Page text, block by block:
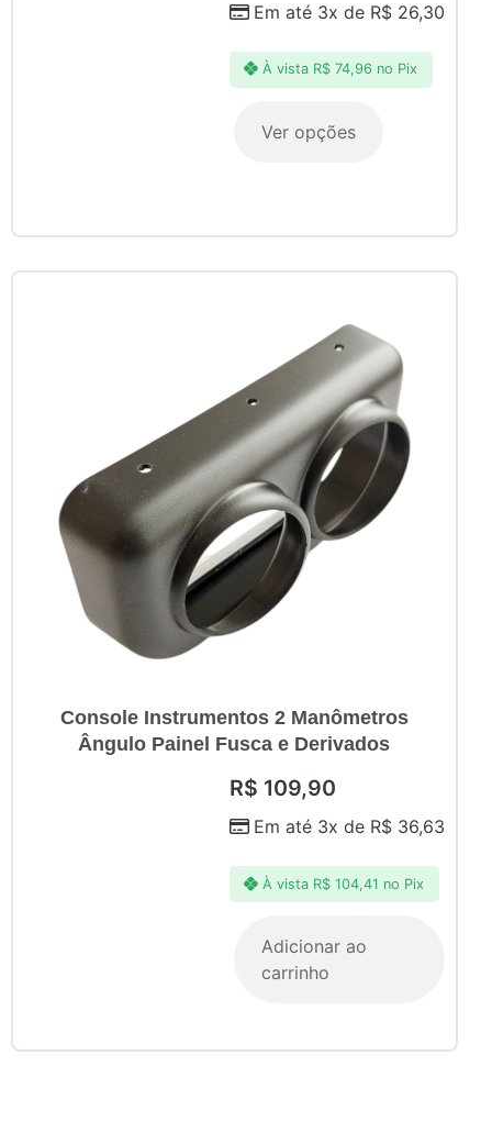
Ver opções
Em até 3x de R$26,30
À vista R$ 74,96 no Pix
Console Instrumentos 2 Manômetros
Ângulo Painel Fusca e Derivados
Adicionar ao
carrinho
R$ 109,90
Em até 3x de R$36,63
À vista R$ 104,41 no Pix